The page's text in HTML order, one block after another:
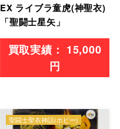
EX ライブラ童虎(神聖衣)
「聖闘士星矢」
15,000
円
聖闘士聖衣神話(ホビー)